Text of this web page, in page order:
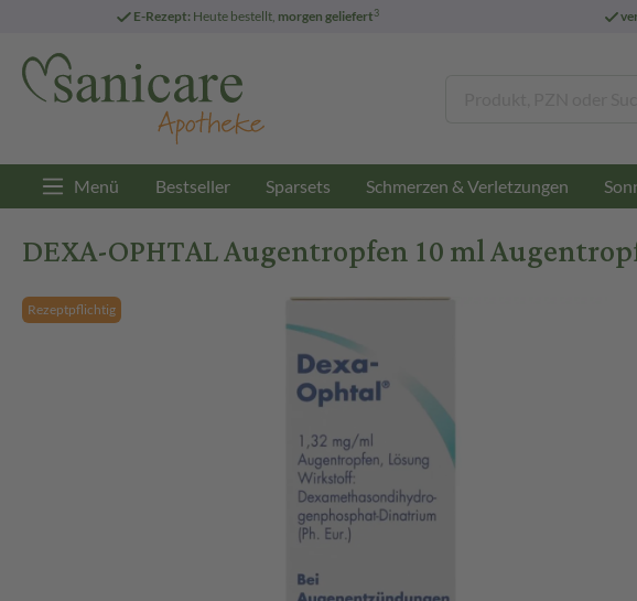
E-Rezept: Heute bestellt, morgen geliefert3
Menü Bestseller Sparsets Schmerzen & Verletzungen
DEXA-OPHTAL Augentropfen 10 ml
Rezeptpflichtig